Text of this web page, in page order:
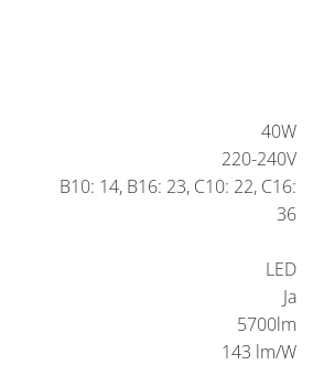
40W
220-240V
B10: 14, B16: 23, C10: 22, C16:
36
LED
Ja
5700lm
143 lm/W